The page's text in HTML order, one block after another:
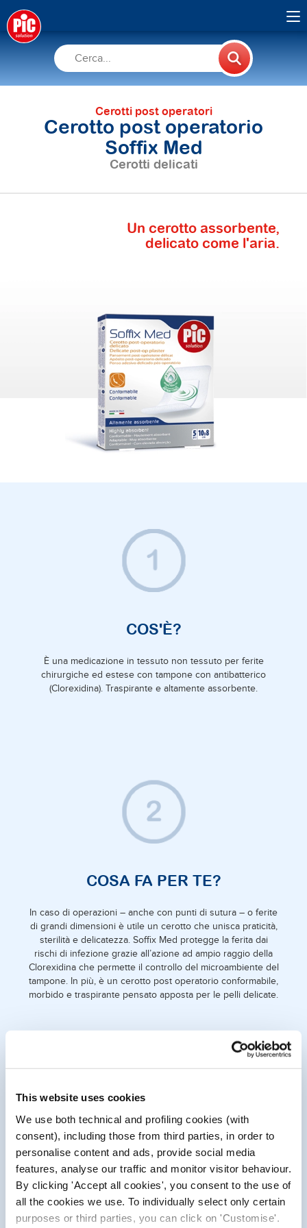
This website uses cookies
We use both technical and profiling cookies (with
consent), including those from third parties, in order to
personalise content and ads, provide social media
features, analyse our traffic and monitor visitor behaviour.
By clicking 'Accept all cookies', you consent to the use of
all the cookies we use. To individually select only certain
purposes or third parties, you can click on 'Customise'.
Cerotti post operatori
Cerotto post operatorio
Soffix Med
Cerotti delicati
Un cerotto assorbente,
delicato come l'aria.
COS'È?
È una medicazione in tessuto non tessuto per ferite
chirurgiche ed estese con tampone con antibatterico
(Clorexidina). Traspirante e altamente assorbente.
COSA FA PER TE?
In caso di operazioni – anche con punti di sutura – o ferite
di grandi dimensioni è utile un cerotto che unisca praticità,
sterilità e delicatezza. Soffix Med protegge la ferita dai
rischi di infezione grazie all’azione ad ampio raggio della
Clorexidina che permette il controllo del microambiente del
tampone. In più, è un cerotto post operatorio conformabile,
morbido e traspirante pensato apposta per le pelli delicate.
LA SUA PARTICOLARITÀ?
Un minor fastidio durante la rimozione: grazie alla retina